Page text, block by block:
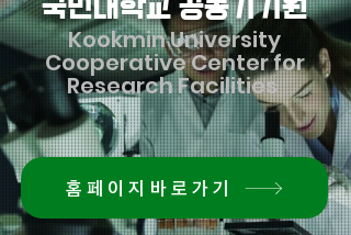
국민대학교 공동기기원
Kookmin University
Cooperative Center for
Research Facilities
홈페이지바로가기